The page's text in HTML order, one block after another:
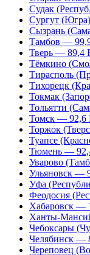
Судак
Сургут
Сызрань
Тамбов —
Тверь — 89,4
Тёмкино
Тирасполь
Тихорецк
Токмак
Тольятти
Томск — 92,6
Торжок
Туапсе
Тюмень —
Уварово
Ульяновск —
Уфа
Феодосия
Хабаровск —
Ханты-
Чебоксары
Челябинск —
Череповец